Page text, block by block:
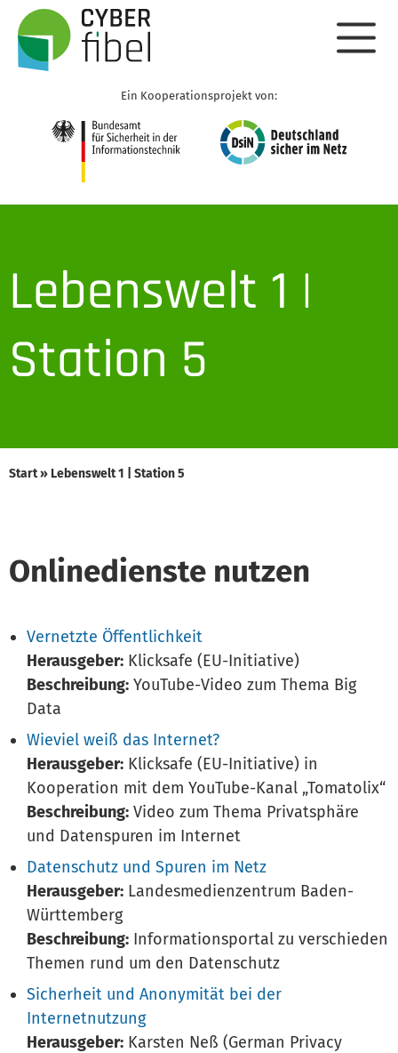
Ein Kooperationsprojekt von:
Lebenswelt 1 |
Station 5
Start» Lebenswelt 1 | Station 5
Onlinedienste nutzen
Vernetzte Öffentlichkeit
Herausgeber: Klicksafe (EU-Initiative)
Beschreibung: YouTube-Video zum Thema Big
Data
Wieviel weiß das Internet?
Herausgeber: Klicksafe (EU-Initiative) in
Kooperation mit dem YouTube-Kanal „Tomatolix“
Beschreibung: Video zum Thema Privatsphäre
und Datenspuren im Internet
Datenschutz und Spuren im Netz
Herausgeber: Landesmedienzentrum Baden-
Württemberg
Beschreibung: Informationsportal zu verschieden
Themen rund um den Datenschutz
Sicherheit und Anonymität bei der
Internetnutzung
Herausgeber: Karsten Neß (German Privacy